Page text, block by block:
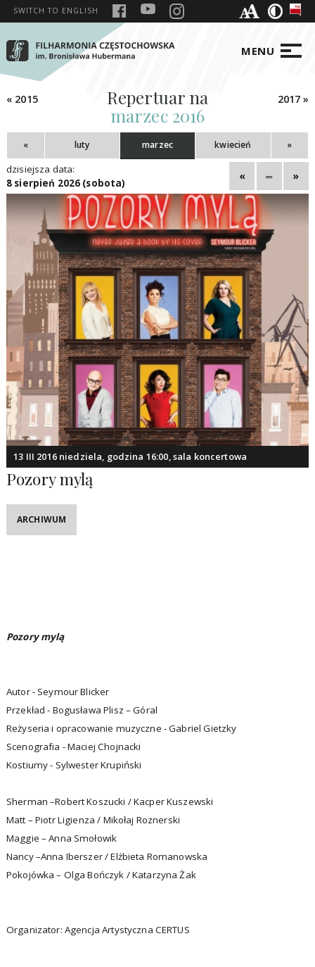
MENU
SWITCH TO ENGLISH
« 2015
Repertuar na
marzec 2016
2017 »
« luty marzec kwiecień »
dzisiejsza data:
8 sierpień 2026 (sobota)
»
═
«
13 III 2016 niedziela, godzina 16:00, sala koncertowa
Pozory mylą
ARCHIWUM
Pozory mylą
Autor - Seymour Blicker
Przekład - Bogusława Plisz – Góral
Reżyseria i opracowanie muzyczne - Gabriel Gietzky
Scenografia - Maciej Chojnacki
Kostiumy - Sylwester Krupiński
Sherman –Robert Koszucki / Kacper Kuszewski
Matt – Piotr Ligienza / Mikołaj Roznerski
Maggie – Anna Smołowik
Nancy –Anna Iberszer / Elżbieta Romanowska
Pokojówka – Olga Bończyk / Katarzyna Żak
Organizator: Agencja Artystyczna CERTUS